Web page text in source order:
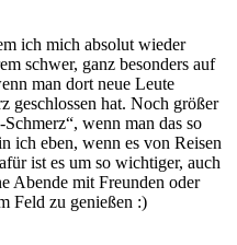
ich mich absolut wieder
schwer, ganz besonders auf
man dort neue Leute
geschlossen hat. Noch größer
wenn man das so
ich eben, wenn es von Reisen
ist es um so wichtiger, auch
Abende mit Freunden oder
Feld zu genießen :)